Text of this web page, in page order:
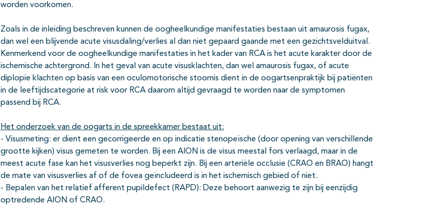
worden voorkomen.
Zoals in de inleiding beschreven kunnen de oogheelkundige manifestaties bestaan uit amaurosis fugax,
dan wel een blijvende acute visusdaling/verlies al dan niet gepaard gaande met een gezichtsvelduitval.
Kenmerkend voor de oogheelkundige manifestaties in het kader van RCA is het acute karakter door de
ischemische achtergrond. In het geval van acute visusklachten, dan wel amaurosis fugax, of acute
diplopie klachten op basis van een oculomotorische stoornis dient in de oogartsenpraktijk bij patiënten
in de leeftijdscategorie at risk voor RCA daarom altijd gevraagd te worden naar de symptomen
passend bij RCA.
Het onderzoek van de oogarts in de spreekkamer bestaat uit:
- Visusmeting: er dient een gecorrigeerde en op indicatie stenopeïsche (door opening van verschillende
grootte kijken) visus gemeten te worden. Bij een AION is de visus meestal fors verlaagd, maar in de
meest acute fase kan het visusverlies nog beperkt zijn. Bij een arteriële occlusie (CRAO en BRAO) hangt
de mate van visusverlies af of de fovea geïncludeerd is in het ischemisch gebied of niet.
- Bepalen van het relatief afferent pupildefect (RAPD): Deze behoort aanwezig te zijn bij eenzijdig
optredende AION of CRAO.